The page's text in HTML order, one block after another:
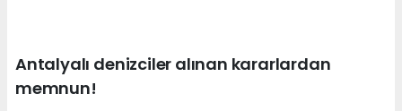
Antalyalı denizciler alınan kararlardan
memnun!